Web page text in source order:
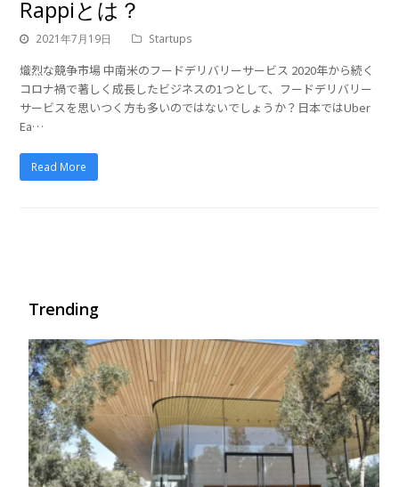
Rappiとは？
2021年7月19日 Startups
熾烈な競争市場 中南米のフードデリバリーサービス 2020年から続く
コロナ禍で著しく成長したビジネスの1つとして、フードデリバリー
サービスを思いつく方も多いのではないでしょうか？日本ではUber
Ea…
Read More
Trending